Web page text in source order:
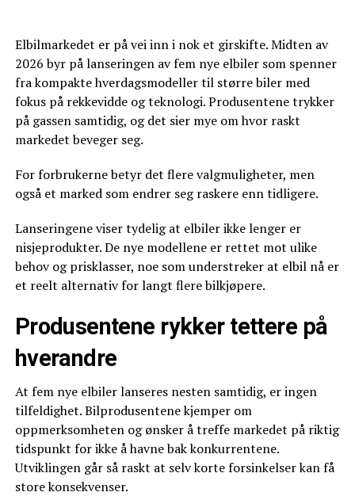
Elbilmarkedet er på vei inn i nok et girskifte. Midten av
2026 byr på lanseringen av fem nye elbiler som spenner
fra kompakte hverdagsmodeller til større biler med
fokus på rekkevidde og teknologi. Produsentene trykker
på gassen samtidig, og det sier mye om hvor raskt
markedet beveger seg.
For forbrukerne betyr det flere valgmuligheter, men
også et marked som endrer seg raskere enn tidligere.
Lanseringene viser tydelig at elbiler ikke lenger er
nisjeprodukter. De nye modellene er rettet mot ulike
behov og prisklasser, noe som understreker at elbil nå er
et reelt alternativ for langt flere bilkjøpere.
Produsentene rykker tettere på
hverandre
At fem nye elbiler lanseres nesten samtidig, er ingen
tilfeldighet. Bilprodusentene kjemper om
oppmerksomheten og ønsker å treffe markedet på riktig
tidspunkt for ikke å havne bak konkurrentene.
Utviklingen går så raskt at selv korte forsinkelser kan få
store konsekvenser.